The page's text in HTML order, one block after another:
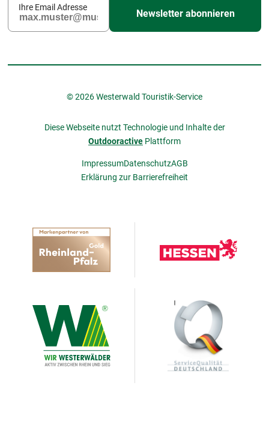
Ihre Email Adresse
Newsletter abonnieren
© 2026 Westerwald Touristik-Service
Diese Webseite nutzt Technologie und Inhalte der
Outdooractive Plattform
ImpressumDatenschutzAGB
Erklärung zur Barrierefreiheit